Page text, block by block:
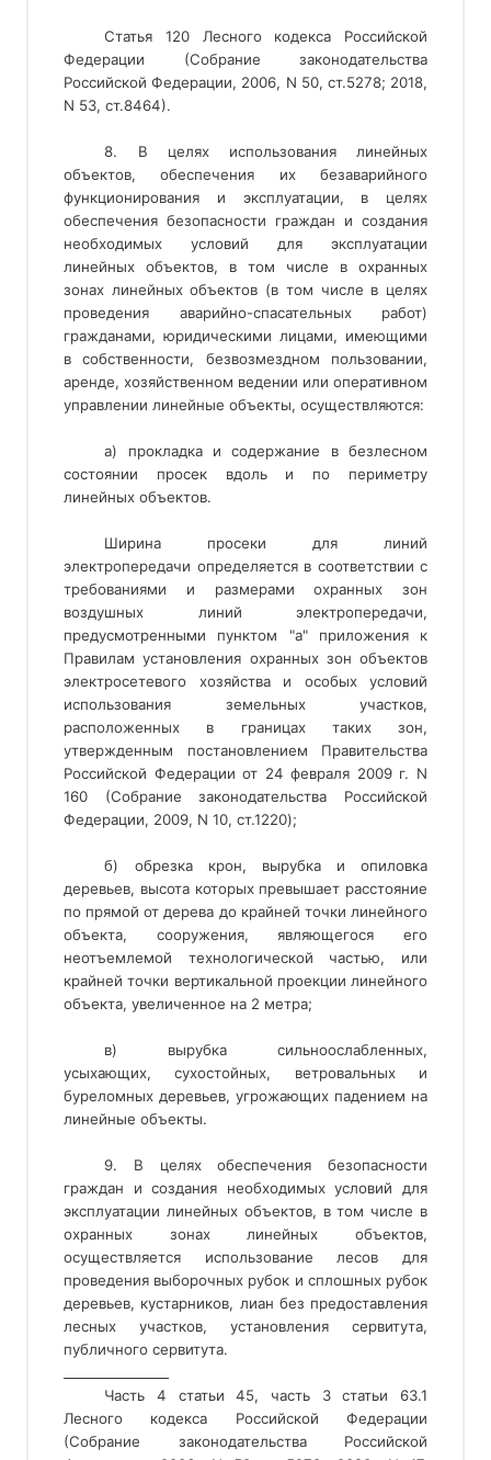
Статья 120 Лесного кодекса Российской
Федерации (Собрание законодательства
Российской Федерации, 2006, N 50, ст.5278; 2018,
N 53, ст.8464).
8. В целях использования линейных
объектов, обеспечения их безаварийного
функционирования и эксплуатации, в целях
обеспечения безопасности граждан и создания
необходимых условий для эксплуатации
линейных объектов, в том числе в охранных
зонах линейных объектов (в том числе в целях
проведения аварийно-спасательных работ)
гражданами, юридическими лицами, имеющими
в собственности, безвозмездном пользовании,
аренде, хозяйственном ведении или оперативном
управлении линейные объекты, осуществляются:
а) прокладка и содержание в безлесном
состоянии просек вдоль и по периметру
линейных объектов.
Ширина просеки для линий
электропередачи определяется в соответствии с
требованиями и размерами охранных зон
воздушных линий электропередачи,
предусмотренными пунктом "а" приложения к
Правилам установления охранных зон объектов
электросетевого хозяйства и особых условий
использования земельных участков,
расположенных в границах таких зон,
утвержденным постановлением Правительства
Российской Федерации от 24 февраля 2009 г. N
160 (Собрание законодательства Российской
Федерации, 2009, N 10, ст.1220);
б) обрезка крон, вырубка и опиловка
деревьев, высота которых превышает расстояние
по прямой от дерева до крайней точки линейного
объекта, сооружения, являющегося его
неотъемлемой технологической частью, или
крайней точки вертикальной проекции линейного
объекта, увеличенное на 2 метра;
в) вырубка сильноослабленных,
усыхающих, сухостойных, ветровальных и
буреломных деревьев, угрожающих падением на
линейные объекты.
9. В целях обеспечения безопасности
граждан и создания необходимых условий для
эксплуатации линейных объектов, в том числе в
охранных зонах линейных объектов,
осуществляется использование лесов для
проведения выборочных рубок и сплошных рубок
деревьев, кустарников, лиан без предоставления
лесных участков, установления сервитута,
публичного сервитута.
Часть 4 статьи 45, часть 3 статьи 63.1
Лесного кодекса Российской Федерации
(Собрание законодательства Российской